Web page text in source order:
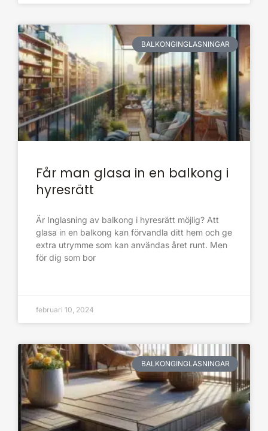
BALKONGINGLASNINGAR
Får man glasa in en balkong i
hyresrätt
Är Inglasning av balkong i hyresrätt möjlig? Att
glasa in en balkong kan förvandla ditt hem och ge
extra utrymme som kan användas året runt. Men
för dig som bor
februari 10, 2024
BALKONGINGLASNINGAR